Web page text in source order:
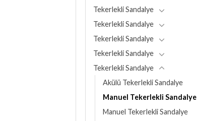
Tekerlekli Sandalye
Tekerlekli Sandalye
Tekerlekli Sandalye
Tekerlekli Sandalye
Tekerlekli Sandalye
Akülü Tekerlekli Sandalye
Manuel Tekerlekli Sandalye
Manuel Tekerlekli Sandalye